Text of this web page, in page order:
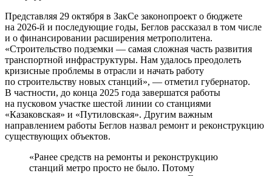
Представляя 29 октября в ЗакСе законопроект о бюджете
на 2026-й и последующие годы, Беглов рассказал в том числе
и о финансировании расширения метрополитена.
«Строительство подземки — самая сложная часть развития
транспортной инфраструктуры. Нам удалось преодолеть
кризисные проблемы в отрасли и начать работу
по строительству новых станций», — отметил губернатор.
В частности, до конца 2025 года завершатся работы
на пусковом участке шестой линии со станциями
«Казаковская» и «Путиловская». Другим важным
направлением работы Беглов назвал ремонт и реконструкцию
существующих объектов.
«Ранее средств на ремонты и реконструкцию
станций метро просто не было. Потому